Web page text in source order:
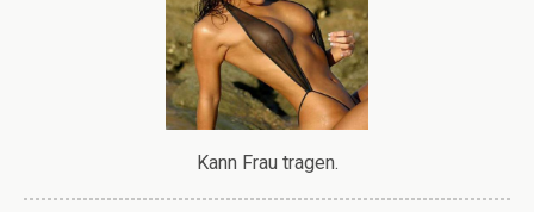
Kann Frau tragen.